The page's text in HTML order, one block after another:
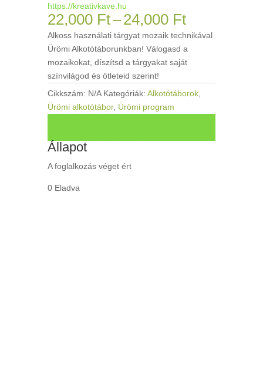
https://kreativkave.hu
22,000 Ft–24,000 Ft
22,000 Ft
-
24,000 Ft
Alkoss használati tárgyat mozaik technikával
Ürömi Alkotótáborunkban! Válogasd a
mozaikokat, díszítsd a tárgyakat saját
színvilágod és ötleteid szerint!
Cikkszám: N/A Kategóriák: Alkotótáborok,
Ürömi alkotótábor, Ürömi program
Állapot
A foglalkozás véget ért
0 Eladva